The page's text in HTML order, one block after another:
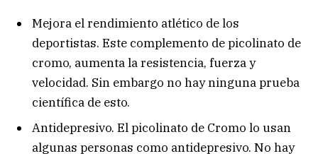
Mejora el rendimiento atlético de los
deportistas. Este complemento de picolinato de
cromo, aumenta la resistencia, fuerza y
velocidad. Sin embargo no hay ninguna prueba
científica de esto.
Antidepresivo. El picolinato de Cromo lo usan
algunas personas como antidepresivo. No hay